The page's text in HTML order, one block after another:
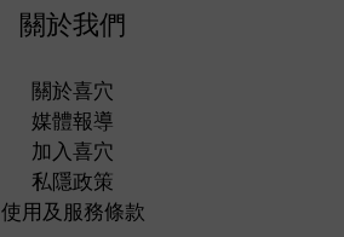
關於我們
關於喜穴
媒體報導
加入喜穴
私隱政策
使用及服務條款